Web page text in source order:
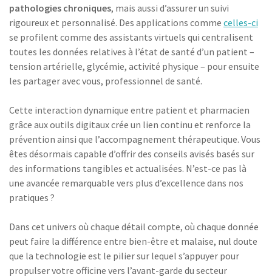
pathologies chroniques, mais aussi d’assurer un suivi
rigoureux et personnalisé. Des applications comme celles-ci
se profilent comme des assistants virtuels qui centralisent
toutes les données relatives à l’état de santé d’un patient –
tension artérielle, glycémie, activité physique – pour ensuite
les partager avec vous, professionnel de santé.
Cette interaction dynamique entre patient et pharmacien
grâce aux outils digitaux crée un lien continu et renforce la
prévention ainsi que l’accompagnement thérapeutique. Vous
êtes désormais capable d’offrir des conseils avisés basés sur
des informations tangibles et actualisées. N’est-ce pas là
une avancée remarquable vers plus d’excellence dans nos
pratiques ?
Dans cet univers où chaque détail compte, où chaque donnée
peut faire la différence entre bien-être et malaise, nul doute
que la technologie est le pilier sur lequel s’appuyer pour
propulser votre officine vers l’avant-garde du secteur